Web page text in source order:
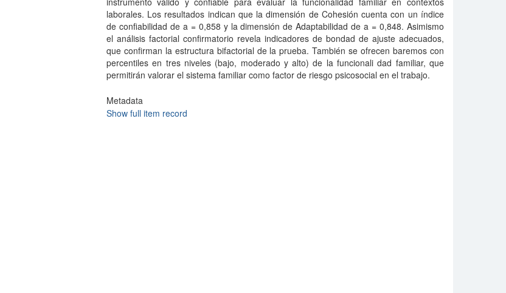
laborales. Los resultados indican que la dimensión de Cohesión cuenta con un índice
de confiabilidad de a = 0,858 y la dimensión de Adaptabilidad de a = 0,848. Asimismo
el análisis factorial confirmatorio revela indicadores de bondad de ajuste adecuados,
que confirman la estructura bifactorial de la prueba. También se ofrecen baremos con
percentiles en tres niveles (bajo, moderado y alto) de la funcionali dad familiar, que
permitirán valorar el sistema familiar como factor de riesgo psicosocial en el trabajo.
Metadata
Show full item record